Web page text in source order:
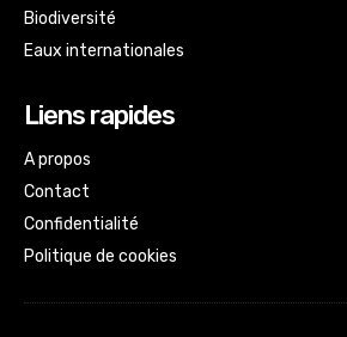
Biodiversité
Eaux internationales
Liens rapides
A propos
Contact
Confidentialité
Politique de cookies